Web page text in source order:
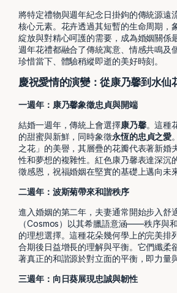
將特定禮物與週年紀念日掛鉤的傳統源遠
核心元素。花卉透過其短暫的生命周期，
綻放與對精心呵護的需要，成為婚姻關係
週年花禮都融合了傳統寓意、情感共鳴及
珍惜當下、體驗稍縱即逝的美好時刻。
慶祝愛情的演變：從康乃馨到水仙
一週年：康乃馨象徵忠貞與開端
結婚一週年，傳統上會選擇康乃馨。這種
的甜蜜與新鮮，同時象徵永恆的忠貞之愛
之花」的美譽，其層疊的花瓣代表著新婚
性和夢想的複雜性。紅色康乃馨表達深沉
徵感恩，祝福婚姻在堅實的基礎上邁向未來
二週年：波斯菊帶來和諧秩序
進入婚姻的第二年，夫妻通常開始步入舒
（Cosmos）以其希臘語意涵——秩序與
的理想選擇。這種花朵幾何學上的完美排
合期後日益增長的理解與平衡。它們纖柔
著真正的和諧源於對立面的平衡，即力量
三週年：向日葵展現忠誠與韌性